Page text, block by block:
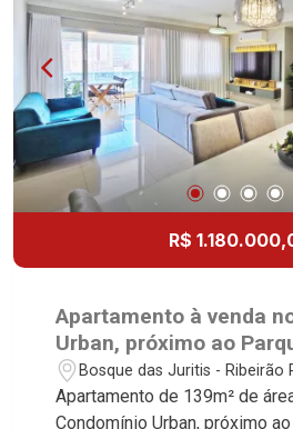
R$
Apartamento à venda
Urban, próximo ao
- Ribeirão Preto/SP
Bosque das Juritis - Ribeirão
Apartamento de 139m² de
Condomínio Urban, próximo